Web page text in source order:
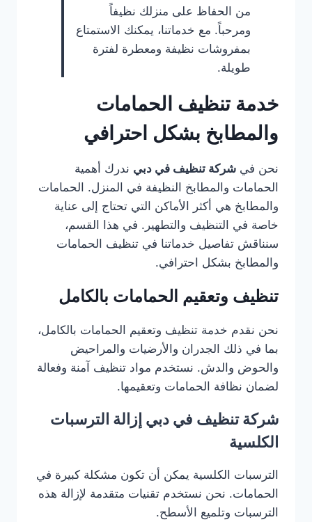
من الحفاظ على منزلك نظيفاً
ومرحباً. مع خدماتنا، يمكنك الاستمتاع
بمفروشات نظيفة ومعطرة لفترة
طويلة.
خدمة تنظيف الحمامات
والمطابخ بشكل احترافي
نحن في شركة تنظيف في دبي ندرك أهمية
الحمامات والمطابخ النظيفة في المنزل. الحمامات
والمطابخ هي أكثر الأماكن التي تحتاج إلى عناية
خاصة في التنظيف والتطهير. في هذا القسم،
سنناقش تفاصيل خدماتنا في تنظيف الحمامات
والمطابخ بشكل احترافي.
تنظيف وتعقيم الحمامات بالكامل
نحن نقدم خدمة تنظيف وتعقيم الحمامات بالكامل،
بما في ذلك الجدران والأرضيات والمراحيض
والحوض والدش. نستخدم مواد تنظيف آمنة وفعالة
لضمان نظافة الحمامات وتعقيمها.
شركة تنظيف في دبي إزالة الترسبات
الكلسية
الترسبات الكلسية يمكن أن تكون مشكلة كبيرة في
الحمامات. نحن نستخدم تقنيات متقدمة لإزالة هذه
الترسبات وتلميع الأسطح.